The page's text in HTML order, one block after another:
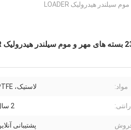
موم سیلندر هیدرولیک LOADER
مواد: لاستیک، PTFE
2 سال
پشتیبانی